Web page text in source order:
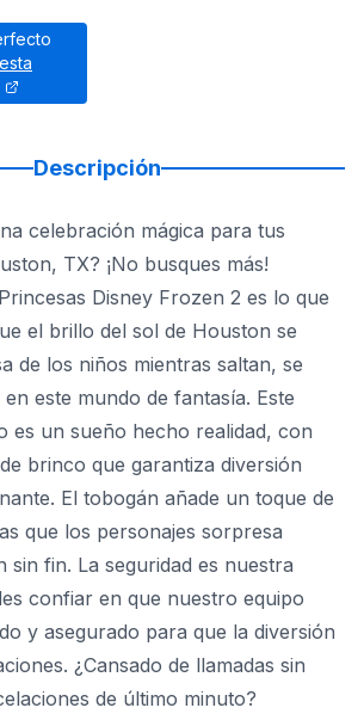
Descripción
celebración mágica para tus
TX? ¡No busques más!
Disney Frozen 2 es lo que
el brillo del sol de Houston se
de los niños mientras saltan, se
este mundo de fantasía. Este
es un sueño hecho realidad, con
brinco que garantiza diversión
El tobogán añade un toque de
que los personajes sorpresa
sin fin. La seguridad es nuestra
confiar en que nuestro equipo
y asegurado para que la diversión
¿Cansado de llamadas sin
de último minuto?